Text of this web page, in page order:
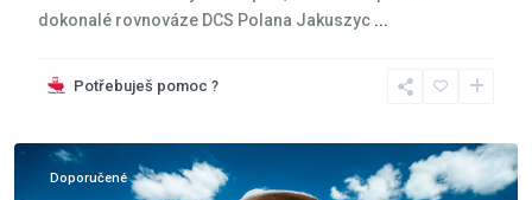
dokonalé rovnováze DCS Polana Jakuszyc ...
Potřebuješ pomoc ?
Szklarska
Doporučené